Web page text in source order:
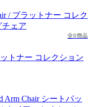
全8商品
ットナー コレクション